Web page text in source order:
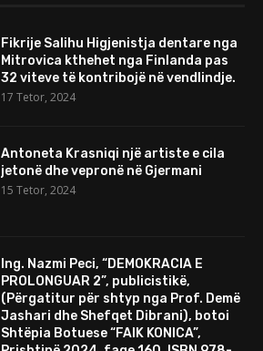
Fikrije Salihu Higjenistja dentare nga
Mitrovica kthehet nga Finlanda pas
32 viteve të kontribojë në vendlindje.
17 Tetor, 2024
Antoneta Krasniqi një artiste e cila
jetonë dhe vepronë në Gjermani
15 Tetor, 2024
Ing. Nazmi Peci, “DEMOKRACIA E
PROLONGUAR 2”, publicistikë,
(Përgatitur për shtyp nga Prof. Demë
Jashari dhe Shefqet Dibrani), botoi
Shtëpia Botuese “FAIK KONICA”,